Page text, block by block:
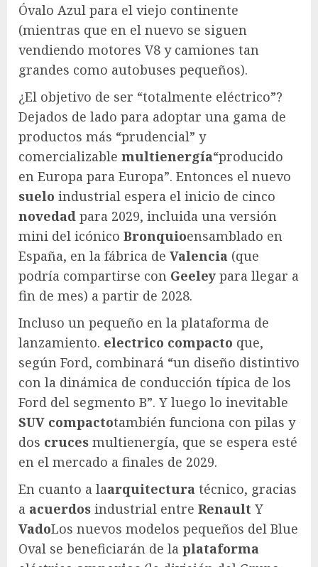
Óvalo Azul para el viejo continente
(mientras que en el nuevo se siguen
vendiendo motores V8 y camiones tan
grandes como autobuses pequeños).
¿El objetivo de ser “totalmente eléctrico”?
Dejados de lado para adoptar una gama de
productos más “prudencial” y
comercializable multienergía“producido
en Europa para Europa”. Entonces el nuevo
suelo industrial espera el inicio de cinco
novedad para 2029, incluida una versión
mini del icónico Bronquioensamblado en
España, en la fábrica de Valencia (que
podría compartirse con Geeley para llegar a
fin de mes) a partir de 2028.
Incluso un pequeño en la plataforma de
lanzamiento. electrico compacto que,
según Ford, combinará “un diseño distintivo
con la dinámica de conducción típica de los
Ford del segmento B”. Y luego lo inevitable
SUV compactotambién funciona con pilas y
dos cruces multienergía, que se espera esté
en el mercado a finales de 2029.
En cuanto a laarquitectura técnico, gracias
a acuerdos industrial entre Renault Y
VadoLos nuevos modelos pequeños del Blue
Oval se beneficiarán de la plataforma